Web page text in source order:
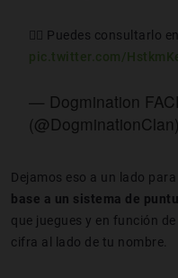
👉🏼 Puedes consultarlo
pic.twitter.com/
— Dogmination
(@DogminationClan)
Dejamos eso a un lado
base a un sistema de
que juegues y en función
cifra al lado de tu nombre.